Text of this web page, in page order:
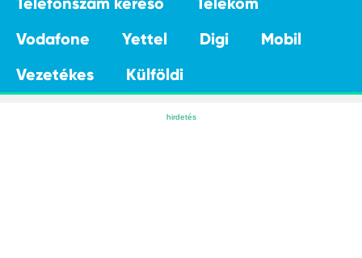
Vodafone
Yettel Digi
Mobil
Vezetékes
Külföldi